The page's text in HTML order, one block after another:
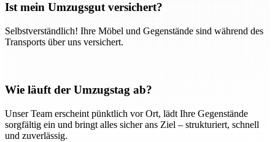
Ist mein Umzugsgut versichert?
Selbstverständlich! Ihre Möbel und Gegenstände sind während des
Transports über uns versichert.
Wie läuft der Umzugstag ab?
Unser Team erscheint pünktlich vor Ort, lädt Ihre Gegenstände
sorgfältig ein und bringt alles sicher ans Ziel – strukturiert, schnell
und zuverlässig.